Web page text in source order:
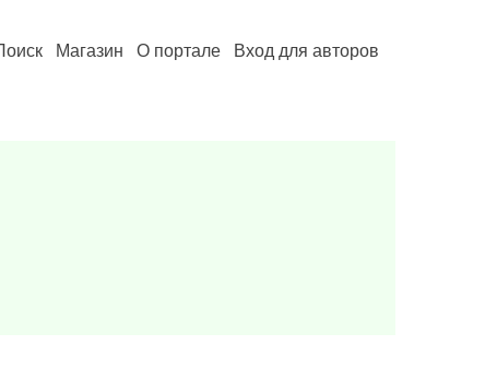
Магазин О портале Вход для авторов